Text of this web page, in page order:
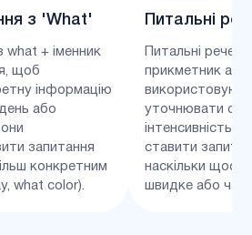
з 'What'
what + іменник
щоб
інформацію
або
запитання
конкретним
what color).
Питальні
Питальні
прикметник або
уточнювати
інтенсивність.
ставити
наскільки щось
швидке або